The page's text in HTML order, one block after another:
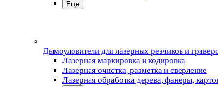
Еще
Дымоуловители для лазерных резчиков и
Лазерная маркировка и кодировка
Лазерная очистка, разметка и сверление
Лазерная обработка дерева, фанеры,